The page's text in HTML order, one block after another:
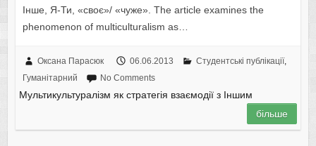
Інше, Я-Ти, «своє»/ «чуже». The article examines the
phenomenon of multiculturalism as…
Оксана Парасюк 06.06.2013 Студентські публікації,
Гуманітарний
No Comments
Мультикультуралізм як стратегія взаємодії з Іншим
більше